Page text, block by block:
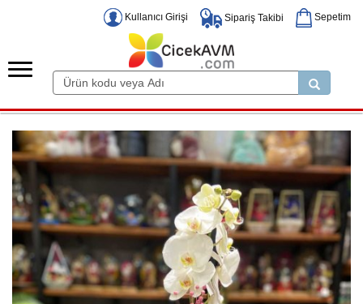
Kullanıcı Girişi Sipariş Takibi Sepetim